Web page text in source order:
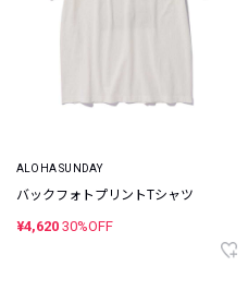
ALOHA SUNDAY
バックフォトプリントTシャツ
¥4,620 30%OFF